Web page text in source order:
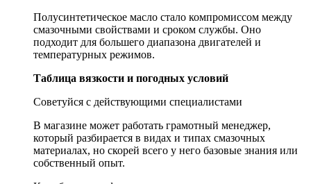
Полусинтетическое масло стало компромиссом между
смазочными свойствами и сроком службы. Оно
подходит для большего диапазона двигателей и
температурных режимов.
Таблица вязкости и погодных условий
Советуйся с действующими специалистами
В магазине может работать грамотный менеджер,
который разбирается в видах и типах смазочных
материалах, но скорей всего у него базовые знания или
собственный опыт.